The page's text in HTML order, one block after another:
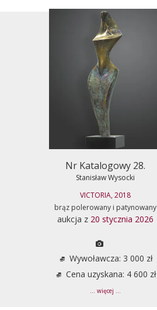
Nr Katalogowy 28.
Stanisław Wysocki
VICTORIA, 2018
brąz polerowany i patynowany
aukcja z 20 stycznia 2026
Wywoławcza: 3 000 zł
Cena uzyskana: 4 600 zł
... więcej ...